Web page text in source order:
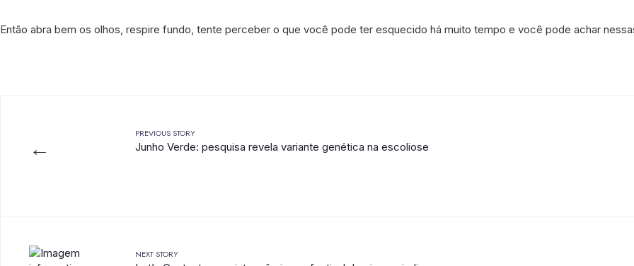
Então abra bem os olhos, respire fundo, tente perceber o que você pode ter esquecido há muito tempo e você pode achar
←
PREVIOUS STORY
Junho Verde: pesquisa revela variante genética na escoliose
NEXT STORY